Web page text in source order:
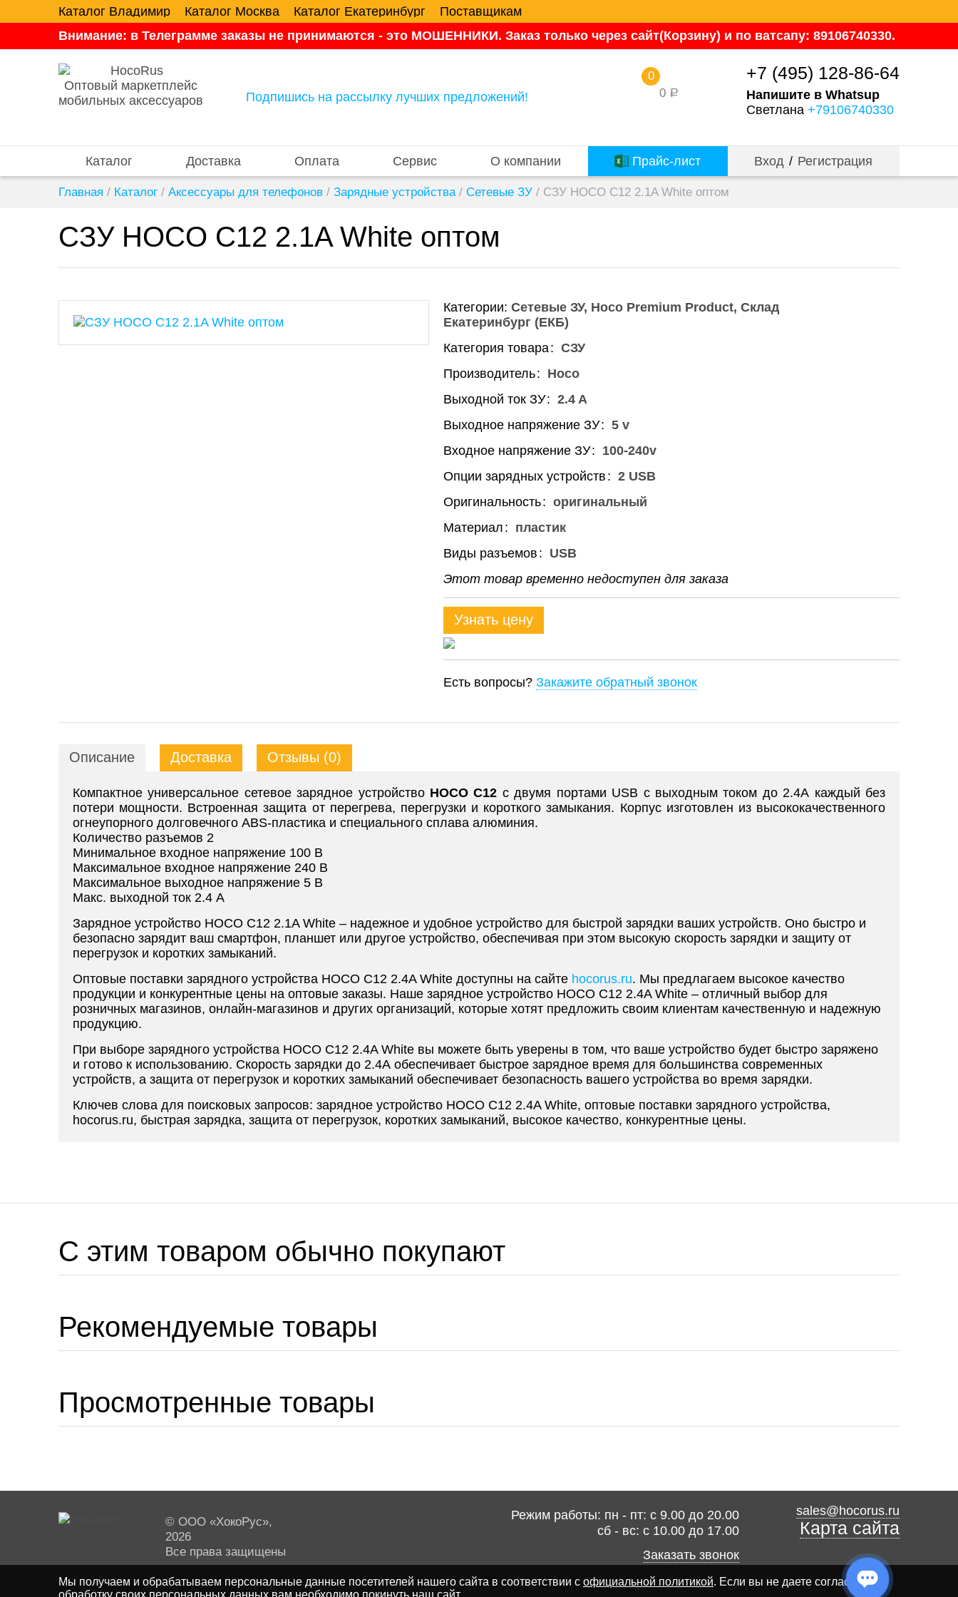
Каталог Владимир Каталог Москва Каталог Екатеринбург
Поставщикам
Внимание: в Телеграмме заказы не принимаются - это МОШЕННИКИ. Заказ только через сайт(Корзину) и по ватсапу: 89106740330.
Оптовый маркетплейс
мобильных аксессуаров
Подпишись на рассылку лучших предложений! 0 Р
0 +7 (495) 128-86-64
Напишите в Whatsup
Светлана +79106740330
Каталог Доставка Оплата Сервис О компании Прайс-лист Вход / Регистрация
Главная / Каталог / Аксессуары для телефонов / Зарядные устройства / Сетевые ЗУ / СЗУ HOCO C12 2.1A White оптом
СЗУ HOCO C12 2.1A White оптом
Категории: Сетевые ЗУ Hoco Premium Product Склад
Екатеринбург (ЕКБ)
Категория товара СЗУ
Производитель
Hoco
Выходной ток ЗУ 2.4 A
Выходное напряжение ЗУ 5 v
Входное напряжение ЗУ
100-240v
Опции зарядных устройств 2 USB
Оригинальность оригинальный
Материал
пластик
Виды разъемов
USB
Этот товар временно недоступен для заказа
Узнать цену
Есть вопросы? Закажите обратный звонок
Описание Доставка Отзывы (0)
Компактное универсальное сетевое зарядное устройство HOCO C12 с двумя портами USB с выходным током до 2.4А каждый без
потери мощности. Встроенная защита от перегрева, перегрузки и короткого замыкания. Корпус изготовлен из высококачественного
огнеупорного долговечного ABS-пластика и специального сплава алюминия.
Количество разъемов 2
Минимальное входное напряжение 100 В
Максимальное входное напряжение 240 В
Максимальное выходное напряжение 5 В
Макс. выходной ток 2.4 А
Зарядное устройство HOCO C12 2.1A White – надежное и удобное устройство для быстрой зарядки ваших устройств. Оно быстро и
безопасно зарядит ваш смартфон, планшет или другое устройство, обеспечивая при этом высокую скорость зарядки и защиту от
перегрузок и коротких замыканий.
Оптовые поставки зарядного устройства HOCO C12 2.4A White доступны на сайте hocorus.ru. Мы предлагаем высокое качество
продукции и конкурентные цены на оптовые заказы. Наше зарядное устройство HOCO C12 2.4A White – отличный выбор для
розничных магазинов, онлайн-магазинов и других организаций, которые хотят предложить своим клиентам качественную и надежную
продукцию.
При выборе зарядного устройства HOCO C12 2.4A White вы можете быть уверены в том, что ваше устройство будет быстро заряжено
и готово к использованию. Скорость зарядки до 2.4А обеспечивает быстрое зарядное время для большинства современных
устройств, а защита от перегрузок и коротких замыканий обеспечивает безопасность вашего устройства во время зарядки.
Ключев слова для поисковых запросов: зарядное устройство HOCO C12 2.4A White, оптовые поставки зарядного устройства,
hocorus.ru, быстрая зарядка, защита от перегрузок, коротких замыканий, высокое качество, конкурентные цены.
C этим товаром обычно покупают
Рекомендуемые товары
Просмотренные товары
© ООО «ХокоРус»,
2026
Все права защищены
Режим работы: пн - пт: с 9.00 до 20.00
сб - вс: с 10.00 до 17.00
Заказать звонок
sales@hocorus.ru
Карта сайта
Мы получаем и обрабатываем персональные данные посетителей нашего сайта в соответствии с официальной политикой. Если вы не даете согласия на
обработку своих персональных данных,вам необходимо покинуть наш сайт.